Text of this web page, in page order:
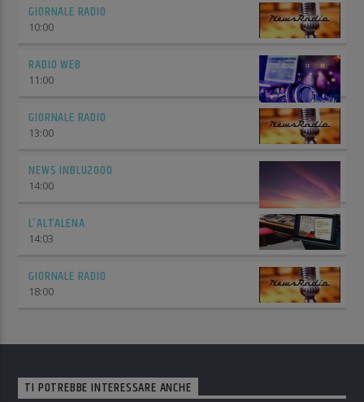
GIORNALE RADIO
10:00
RADIO WEB
11:00
GIORNALE RADIO
13:00
NEWS INBLU2000
14:00
L’ALTALENA
14:03
GIORNALE RADIO
18:00
TI POTREBBE INTERESSARE ANCHE